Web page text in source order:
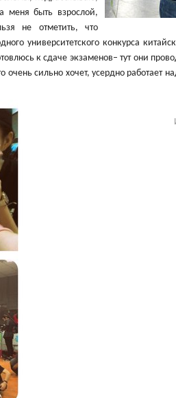
меня быть взрослой,
не отметить, что
университетского конкурса
к сдаче экзаменов– тут они
сильно хочет, усердно работает